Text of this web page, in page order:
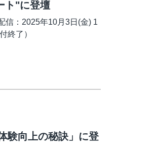
ト"に登壇
信：2025年10月3日(金) 1
終了）
験向上の秘訣」に登